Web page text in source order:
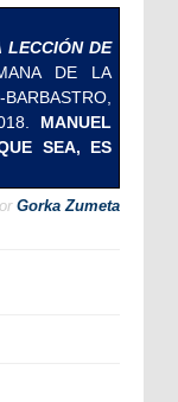
LECCIÓN DE
DE LA
MANUEL
SEA, ES
Gorka Zumeta